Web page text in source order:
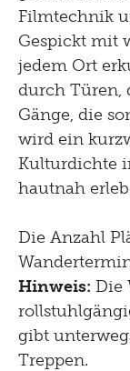
Filmtechnik
Gespickt mit
jedem Ort
durch Türen,
Gänge, die
wird ein
Kulturdichte
hautnah
Die Anzahl
Hinweis: Die
gibt
Treppen.